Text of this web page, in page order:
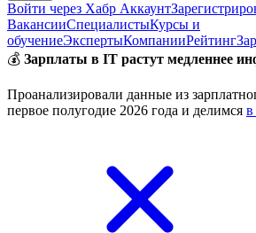
Войти через Хабр Аккаунт
ВакансииСпециалистыКурсы и
обучениеЭкспертыКомпанииРейтинг
💰 Зарплаты в IT растут медленнее
Проанализировали данные из
первое полугодие 2026 года и делимся в